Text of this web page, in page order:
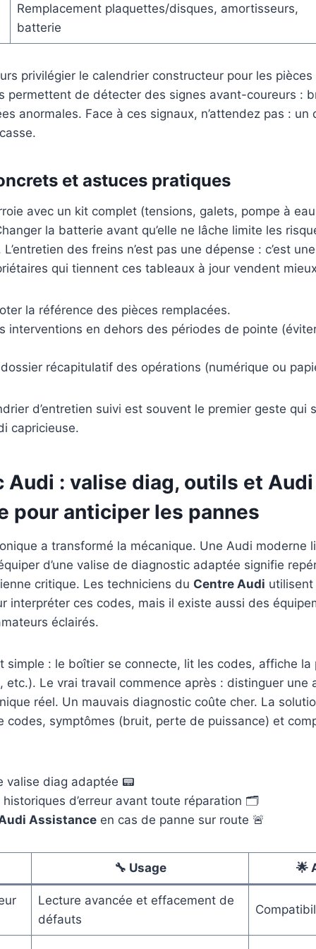
Remplacement plaquettes/disques, amortisseurs,
batterie
privilégier le calendrier constructeur pour les
permettent de détecter des signes avant-coureurs :
anormales. Face à ces signaux, n’attendez pas : un
et astuces pratiques
avec un kit complet (tensions, galets, pompe à
la batterie avant qu’elle ne lâche limite les
des freins n’est pas une dépense : c’est
qui tiennent ces tableaux à jour vendent
la référence des pièces remplacées.
interventions en dehors des périodes de pointe
récapitulatif des opérations (numérique ou
d’entretien suivi est souvent le premier geste qui
capricieuse.
Audi : valise diag, outils et Audi
pour anticiper les pannes
a transformé la mécanique. Une Audi moderne
d’une valise de diagnostic adaptée signifie
critique. Les techniciens du Centre Audi
interpréter ces codes, mais il existe aussi des
éclairés.
simple : le boîtier se connecte, lit les codes, affiche la
etc.). Le vrai travail commence après : distinguer une
réel. Un mauvais diagnostic coûte cher. La
codes, symptômes (bruit, perte de puissance) et
valise diag adaptée 📟
historiques d’erreur avant toute réparation 🗂️
Assistance en cas de panne sur route 🚨
🔧 Usage 🌟
Lecture avancée et effacement de
défauts